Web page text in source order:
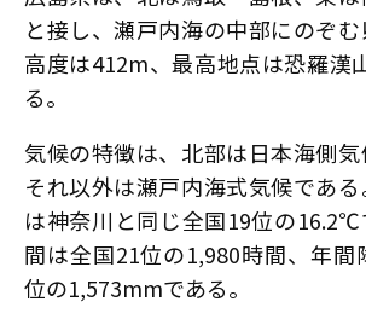
と接し、瀬戸内海の中部にのぞ
高度は412m、最高地点は恐羅漢
る。
気候の特徴は、北部は日本海側気
それ以外は瀬戸内海式気候であ
は神奈川と同じ全国19位の
間は全国21位の1,980時間、年間
位の1,573mmである。